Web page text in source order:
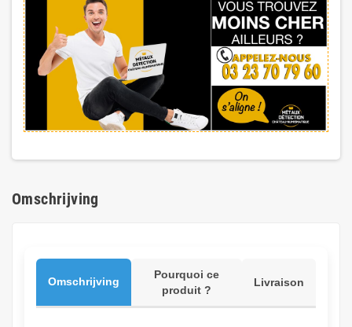
Omschrijving
Omschrijving
Pourquoi ce
produit ?
Livraison